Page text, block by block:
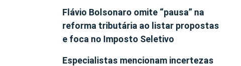
Flávio Bolsonaro omite “pausa” na
reforma tributária ao listar propostas
e foca no Imposto Seletivo
Especialistas mencionam incertezas